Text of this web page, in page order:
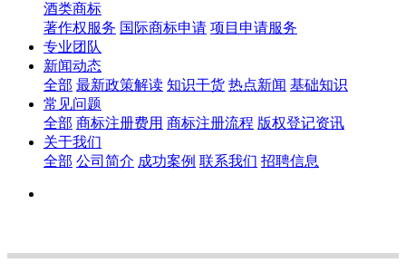
酒类商标
著作权服务 国际商标申请 项目申请服务
专业团队
新闻动态
全部 最新政策解读 知识干货 热点新闻 基础知识
常见问题
全部 商标注册费用 商标注册流程 版权登记资讯
关于我们
全部 公司简介 成功案例 联系我们 招聘信息